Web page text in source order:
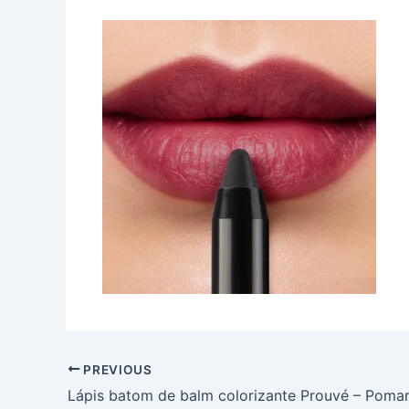
PREVIOUS
Lápis batom de balm colorizante Prouvé –